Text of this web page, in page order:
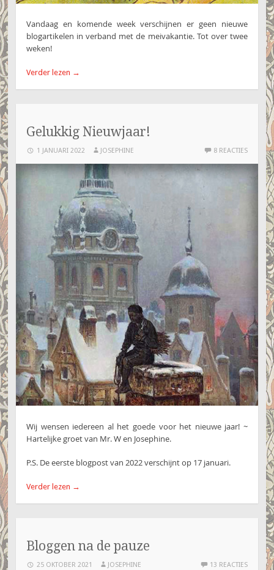
Vandaag en komende week verschijnen er geen nieuwe
blogartikelen in verband met de meivakantie. Tot over twee
weken!
Verder lezen →
Gelukkig Nieuwjaar!
1 JANUARI 2022 JOSEPHINE 8 REACTIES
Wij wensen iedereen al het goede voor het nieuwe jaar! ~
Hartelijke groet van Mr. W en Josephine.
P.S. De eerste blogpost van 2022 verschijnt op 17 januari.
Verder lezen →
Bloggen na de pauze
25 OKTOBER 2021 JOSEPHINE 13 REACTIES